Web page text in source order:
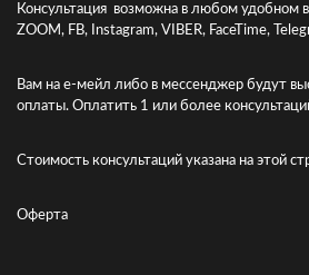
Консультация возможна в любом удобном
ZOOM, FB, Instagram, VIBER, FaceTime,
Вам на е-мейл либо в мессенджер будут
оплаты. Оплатить 1 или более
Стоимость консультаций указана на этой
Оферта